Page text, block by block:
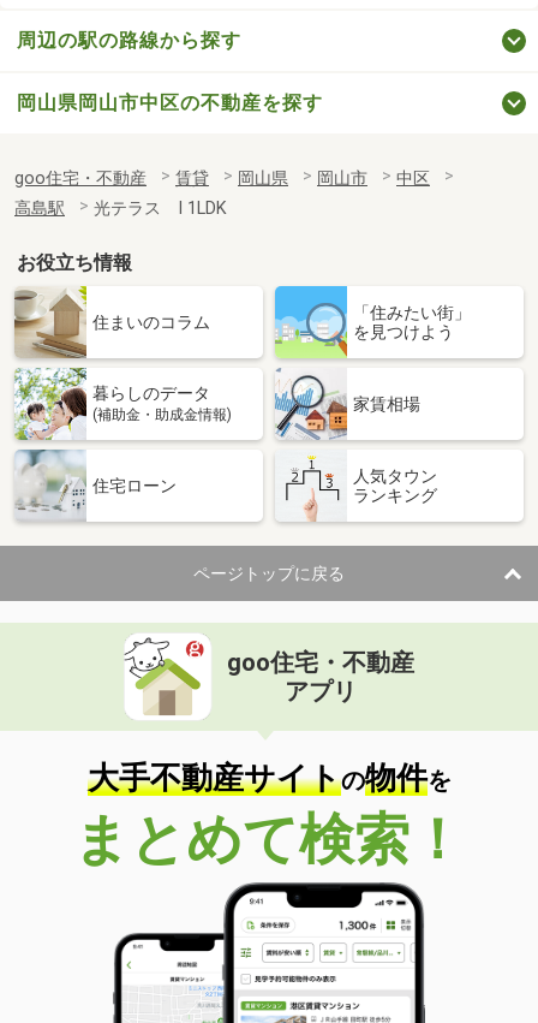
周辺の駅の路線から探す
岡山県岡山市中区の不動産を探す
goo住宅・不動産 賃貸 岡山県 岡山市
中区
高島駅
光テラス Ⅰ 1LDK
お役立ち情報
住まいのコラム
「住みたい街」
を見つけよう
暮らしのデータ
(補助金・助成金情報)
家賃相場
住宅ローン
人気タウン
ランキング
ページトップに戻る
goo住宅・不動産
アプリ
大手不動産サイトの物件を
まとめて検索！